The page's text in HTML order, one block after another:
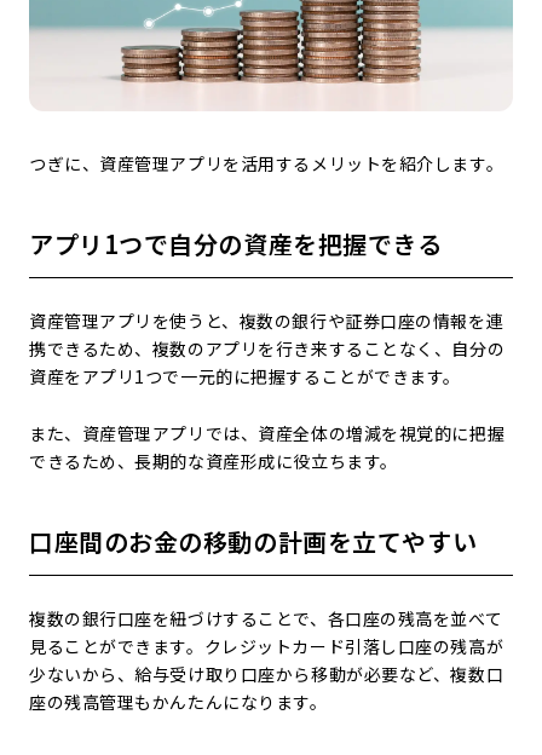
つぎに、資産管理アプリを活用するメリットを紹介します。
アプリ1つで自分の資産を把握できる
資産管理アプリを使うと、複数の銀行や証券口座の情報を連
携できるため、複数のアプリを行き来することなく、自分の
資産をアプリ1つで一元的に把握することができます。
また、資産管理アプリでは、資産全体の増減を視覚的に把握
できるため、長期的な資産形成に役立ちます。
口座間のお金の移動の計画を立てやすい
複数の銀行口座を紐づけすることで、各口座の残高を並べて
見ることができます。クレジットカード引落し口座の残高が
少ないから、給与受け取り口座から移動が必要など、複数口
座の残高管理もかんたんになります。